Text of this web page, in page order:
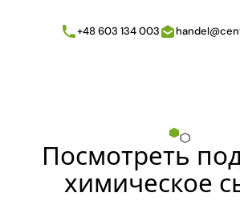
+48 603 134 003
Посмотреть
химическое